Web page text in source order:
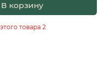
В корзину
товара 2